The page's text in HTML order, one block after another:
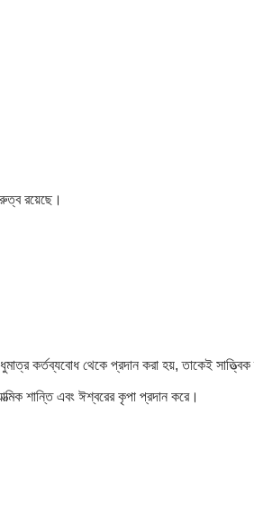
রয়েছে।
কর্তব্যবোধ থেকে প্রদান করা হয়, তাকেই
শান্তি এবং ঈশ্বরের কৃপা প্রদান করে।